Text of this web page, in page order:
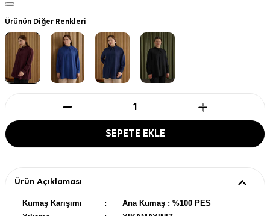
Ürünün Diğer Renkleri
SEPETE EKLE
Ürün Açıklaması
Kumaş Karışımı :
Ana Kumaş : %100 PES